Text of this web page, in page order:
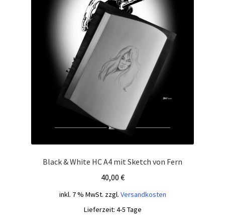
Black & White HC A4 mit Sketch von Fern
40,00 €
inkl. 7 % MwSt. zzgl. Versandkosten
Lieferzeit: 4-5 Tage